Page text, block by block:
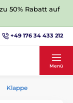
50% Rabatt auf
+49 176 34 433 212
Menü
Klappe